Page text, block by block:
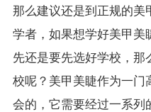
那么建议还是到正规的美
学者，如果想学好美甲美
先还是要先选好学校，那
校呢？美甲美睫作为一门
会的，它需要经过一系列